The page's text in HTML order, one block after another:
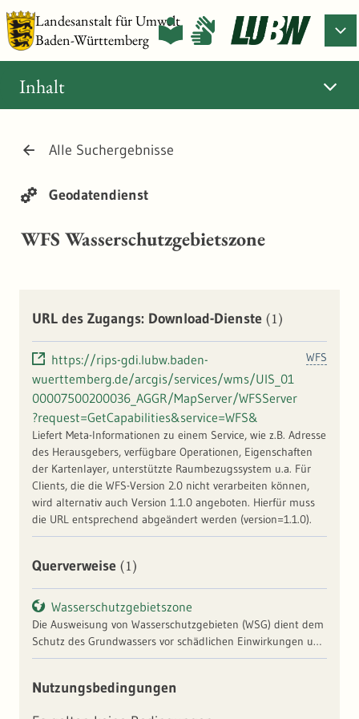
Landesanstalt für Umwelt
Baden-Württemberg
Alle Suchergebnisse
Geodatendienst
WFS Wasserschutzgebietszone
Inhalt
URL des Zugangs: Download-Dienste (1)
WFS
https://rips-gdi.lubw.baden-
wuerttemberg.de/arcgis/services/wms/UIS_01
00007500200036_AGGR/MapServer/WFSServer
?request=GetCapabilities&service=WFS&
Liefert Meta-Informationen zu einem Service, wie z.B. Adresse
des Herausgebers, verfügbare Operationen, Eigenschaften
der Kartenlayer, unterstützte Raumbezugssystem u.a. Für
Clients, die die WFS-Version 2.0 nicht verarbeiten können,
wird alternativ auch Version 1.1.0 angeboten. Hierfür muss
die URL entsprechend abgeändert werden (version=1.1.0).
Querverweise (1)
Wasserschutzgebietszone
Die Ausweisung von Wasserschutzgebieten (WSG) dient dem
Schutz des Grundwassers vor schädlichen Einwirkungen und
damit der Trinkwasserressourcen für die öffentliche
der Planung bis zur Festsetzung - die nach § 51 des
Nutzungsbedingungen